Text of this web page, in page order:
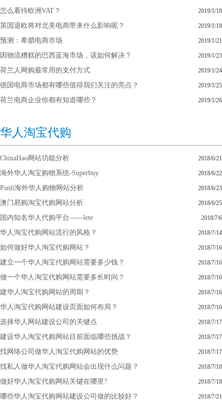
怎么看待欧洲VAT？ 2019/1/18
英国退欧将对北美电商带来什么影响呢？ 2019/1/18
预测：希腊电商市场 2019/1/21
因物流糟糕的巴西蓝海市场，该如何解决？ 2019/1/23
荷兰人网购最常用的支付方式 2019/1/24
德国电商市场都有哪些值得我们关注的亮点？ 2019/1/25
荷兰电商企业你都有知道哪些？ 2019/1/26
华人淘宝代购
ChinaHao网站功能分析 2018/6/21
海外华人淘宝购物系统-Superbuy 2018/6/22
Panli海外华人购物网站分析 2018/6/23
澳门易购淘宝代购网站分析 2018/6/25
国内知名华人代购平台——lete 2018/7/6
华人淘宝代购网站流行的风格？ 2018/7/14
如何做好华人淘宝代购网站？ 2018/7/16
建立一个华人淘宝代购网站需要多少钱？ 2018/7/16
做一个华人淘宝代购网站需要多长时间？ 2018/7/16
建华人淘宝代购网站的周期？ 2018/7/16
华人淘宝代购网站建设页面如何布局？ 2018/7/16
选择华人网站建设公司的关键点 2018/7/17
建设华人淘宝代购网站目前面临哪些挑战？ 2018/7/17
找网络公司做华人淘宝代购网站的优势 2018/7/17
找私人做华人淘宝代购网站会出现什么问题？ 2018/7/18
做好华人淘宝代购网站关键在哪里? 2018/7/18
哪些华人淘宝代购网站建设公司做的比较好？ 2018/7/21